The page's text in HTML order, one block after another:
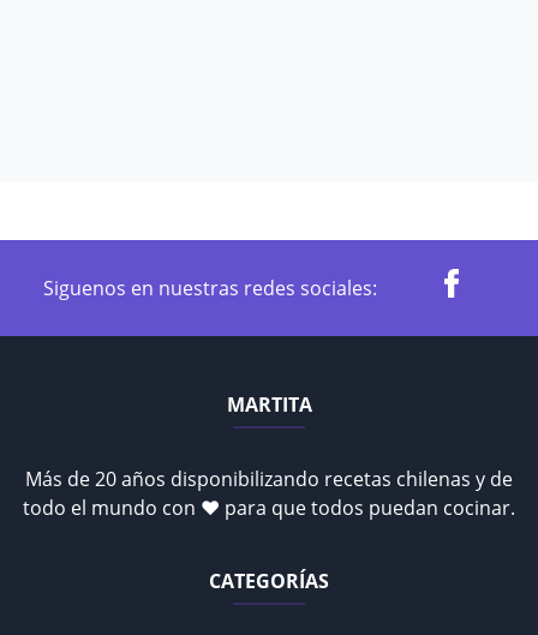
Siguenos en nuestras redes sociales:
MARTITA
Más de 20 años disponibilizando recetas chilenas y de
todo el mundo con ♥ para que todos puedan cocinar.
CATEGORÍAS